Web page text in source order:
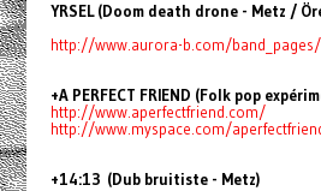
YRSEL (Doom death drone - Metz /
http://www.aurora-b.com/band_pages/
+A PERFECT FRIEND (Folk pop
http://www.aperfectfriend.com/
http://www.myspace.com/
+14:13 (Dub bruitiste - Metz)